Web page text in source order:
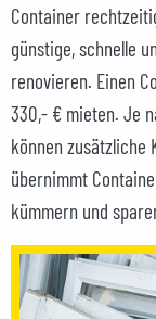
Container
günstige, schnelle
renovieren. Einen
330,- € mieten. Je
können zusätzliche
übernimmt
kümmern und